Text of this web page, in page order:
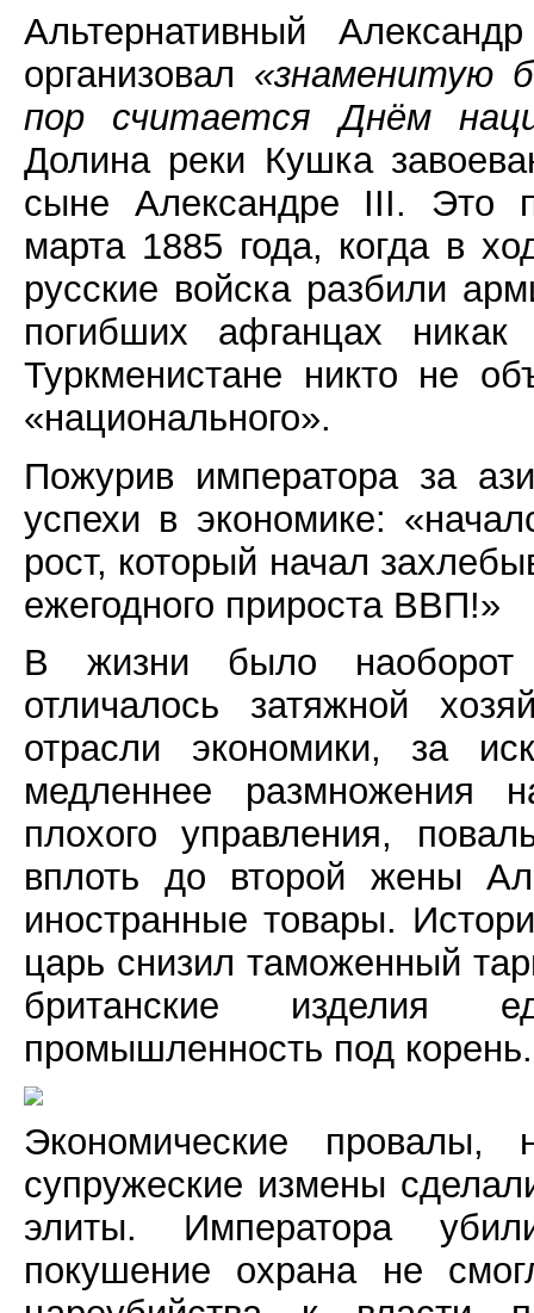
Альтернативный
организовал «знаменитую
пор считается Днём
Долина реки Кушка
сыне Александре III. Это
марта 1885 года, когда в
русские войска разбили
погибших афганцах
Туркменистане никто не
«национального».
Пожурив императора за
успехи в экономике:
рост, который начал
ежегодного прироста ВВП!»
В жизни было
отличалось затяжной
отрасли экономики, за
медленнее размножения
плохого управления,
вплоть до второй жены
иностранные товары.
царь снизил таможенный
британские изделия
промышленность под корень.
Экономические
супружеские измены
элиты. Императора
покушение охрана не